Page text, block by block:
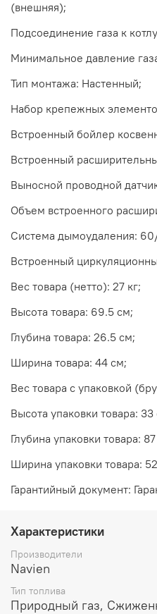
(внешняя);
Подсоединение газа к
Минимальное давление
Тип монтажа: Настенный;
Набор крепежных
Встроенный бойлер
Встроенный
Выносной проводной
Объем встроенного
Система дымоудаления:
Встроенный
Вес товара (нетто): 27 кг;
Высота товара: 69.5 см;
Глубина товара: 26.5 см;
Ширина товара: 44 см;
Вес товара с упаковкой
Высота упаковки товара: 33
Глубина упаковки товара:
Ширина упаковки товара:
Гарантийный документ:
Характеристики
Производители
Navien
Тип топлива
Природный газ,